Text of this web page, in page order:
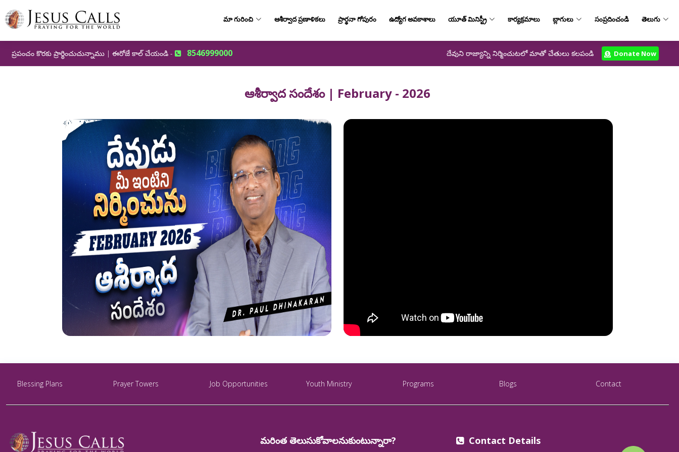
మా గురించి ఆశీర్వాద ప్రణాళికలు ప్రార్థనా గోపురం ఉద్యోగ అవకాశాలు యూత్‌ మినిస్ట్రీ కార్యక్రమాలు బ్లాగులు సంప్రదించండి తెలుగు
ప్రపంచం కొరకు ప్రార్థించుచున్నాము | ఈరోజే కాల్ చేయండి - 8546999000 దేవుని రాజ్యాన్ని నిర్మించుటలో మాతో చేతులు కలపండి Donate Now
ఆశీర్వాద సందేశం | February - 2026
Blessing Plans Prayer Towers Job Opportunities Youth Ministry Programs Blogs Contact
మరింత తెలుసుకోవాలనుకుంటున్నారా? Contact Details